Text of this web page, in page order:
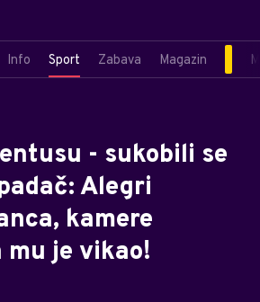
Info Sport Zabava Magazin
- sukobili se
Alegri
kamere
je vikao!